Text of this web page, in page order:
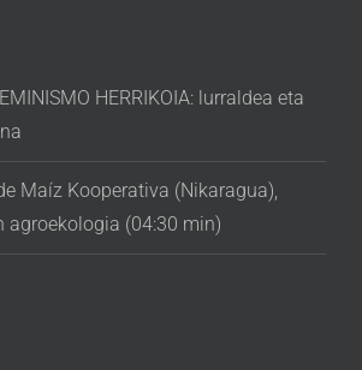
HERRIKOIA: lurraldea eta
Maíz Kooperativa (Nikaragua),
agroekologia (04:30 min)